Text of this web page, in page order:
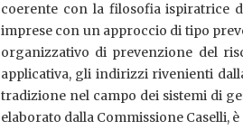
coerente con la filosofia ispiratrice
imprese con un approccio di tipo
organizzativo di prevenzione del
applicativa, gli indirizzi rivenienti
tradizione nel campo dei sistemi di
elaborato dalla Commissione Caselli,